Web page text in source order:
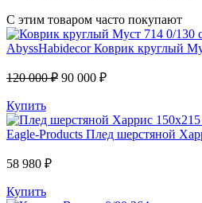
С этим товаром часто покупают
AbyssHabidecor Коврик круглый
120 000 ₽ 90 000 ₽
Купить
Eagle-Products Плед шерстяной
58 980 ₽
Купить